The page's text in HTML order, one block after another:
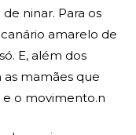
ninar. Para os
amarelo de
E, além dos
mamães que
o movimento.n